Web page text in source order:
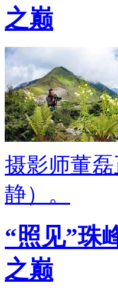
之巅
摄影师董
静）。
“照见”珠
之巅